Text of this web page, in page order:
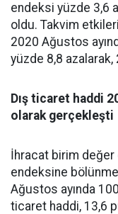
endeksi yüzde 3,6
oldu. Takvim
2020 Ağustos
yüzde 8,8
Dış ticaret haddi
olarak gerçekleşti
İhracat birim
endeksine
Ağustos ayında
ticaret haddi, 13,6